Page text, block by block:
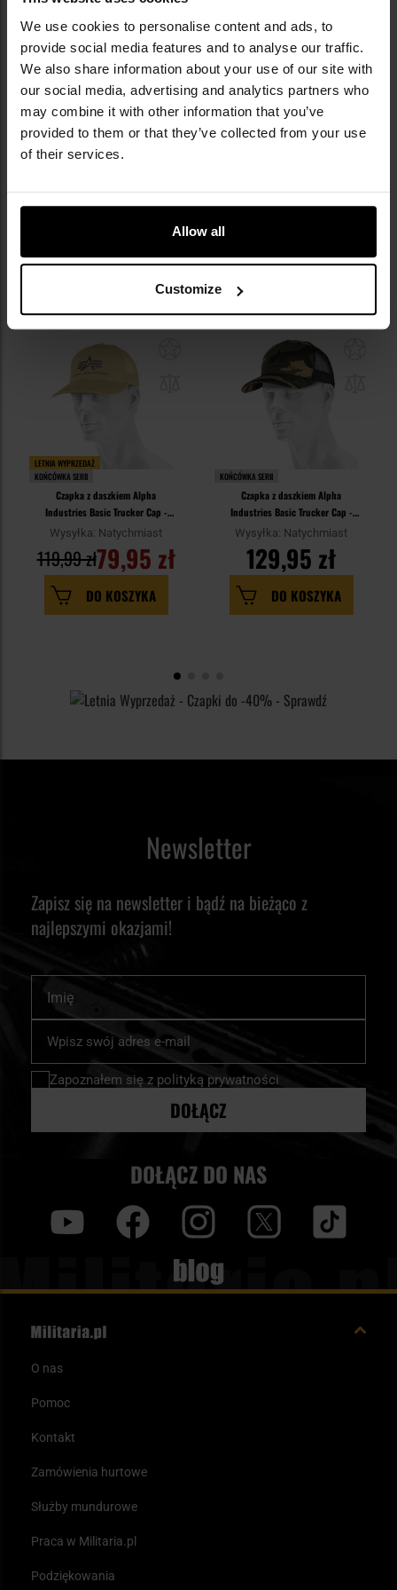
We use cookies to personalise content and ads, to
provide social media features and to analyse our traffic.
We also share information about your use of our site with
our social media, advertising and analytics partners who
may combine it with other information that you’ve
provided to them or that they’ve collected from your use
of their services.
Allow all
Customize
Kod producenta
8533
Producent
FOSTEX
OPINIE
WARTO DOKUPIĆ
INNI OGLĄDALI TEŻ
LETNIA WYPRZEDAŻ
KOŃCÓWKA SERII
Czapka z daszkiem Alpha
Industries Basic Trucker Cap -
Sand
Wysyłka: Natychmiast
79,95 zł
119,99 zł
DO KOSZYKA
KOŃCÓWKA SERII
Czapka z daszkiem Alpha
Industries Basic Trucker Cap -
Woodland Camo 65
Wysyłka: Natychmiast
129,95 zł
DO KOSZYKA
Newsletter
Zapisz się na newsletter i bądź na bieżąco z
najlepszymi okazjami!
nasz
newsletter:
Zapoznałem się z polityką prywatności
DOŁĄCZ
DOŁĄCZ DO NAS
Blog
O nas
Pomoc
Kontakt
Zamówienia hurtowe
Służby mundurowe
Praca w Militaria.pl
Podziękowania